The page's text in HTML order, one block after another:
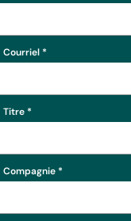
Courriel
Titre
Compagnie